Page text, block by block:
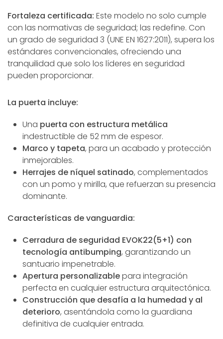
Fortaleza certificada: Este modelo no solo cumple
con las normativas de seguridad; las redefine. Con
un grado de seguridad 3 (UNE EN 1627:2011), supera los
estándares convencionales, ofreciendo una
tranquilidad que solo los líderes en seguridad
pueden proporcionar.
La puerta incluye:
Una puerta con estructura metálica
indestructible de 52 mm de espesor.
Marco y tapeta, para un acabado y protección
inmejorables.
Herrajes de níquel satinado, complementados
con un pomo y mirilla, que refuerzan su presencia
dominante.
Características de vanguardia:
Cerradura de seguridad EVOK22(5+1) con
tecnología antibumping, garantizando un
santuario impenetrable.
Apertura personalizablepara integración
perfecta en cualquier estructura arquitectónica.
Construcción que desafía a la humedad y al
deterioro, asentándola como la guardiana
definitiva de cualquier entrada.